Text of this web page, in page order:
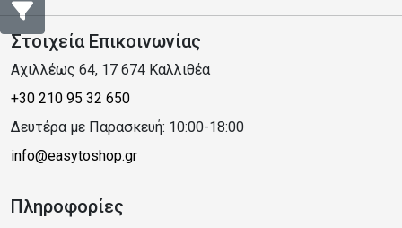
Στοιχεία Επικοινωνίας
Αχιλλέως 64, 17 674 Καλλιθέα
+30 210 95 32 650
Δευτέρα με Παρασκευή: 10:00-18:00
info@easytoshop.gr
Πληροφορίες